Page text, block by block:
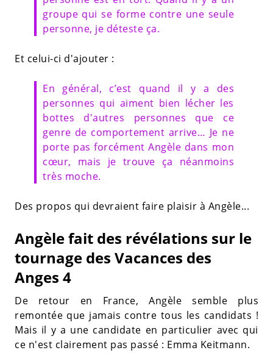
groupe qui se forme contre une seule
personne, je déteste ça.
Et celui-ci d'ajouter :
En général, c’est quand il y a des
personnes qui aiment bien lécher les
bottes d'autres personnes que ce
genre de comportement arrive… Je ne
porte pas forcément Angèle dans mon
cœur, mais je trouve ça néanmoins
très moche.
Des propos qui devraient faire plaisir à Angèle...
Angèle fait des révélations sur le
tournage des Vacances des
Anges 4
De retour en France, Angèle semble plus
remontée que jamais contre tous les candidats !
Mais il y a une candidate en particulier avec qui
ce n'est clairement pas passé : Emma Keitmann.